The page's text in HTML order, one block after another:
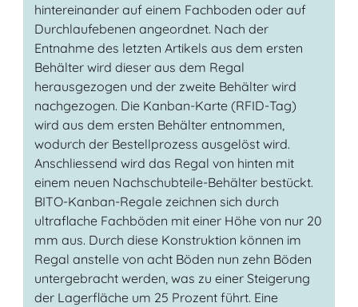
hintereinander auf einem Fachboden oder auf
Durchlaufebenen angeordnet. Nach der
Entnahme des letzten Artikels aus dem ersten
Behälter wird dieser aus dem Regal
herausgezogen und der zweite Behälter wird
nachgezogen. Die Kanban-Karte (RFID-Tag)
wird aus dem ersten Behälter entnommen,
wodurch der Bestellprozess ausgelöst wird.
Anschliessend wird das Regal von hinten mit
einem neuen Nachschubteile-Behälter bestückt.
BITO-Kanban-Regale zeichnen sich durch
ultraflache Fachböden mit einer Höhe von nur 20
mm aus. Durch diese Konstruktion können im
Regal anstelle von acht Böden nun zehn Böden
untergebracht werden, was zu einer Steigerung
der Lagerfläche um 25 Prozent führt. Eine